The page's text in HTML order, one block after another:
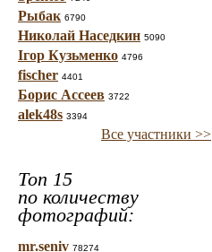
Рыбак 6790
Николай Наседкин 5090
Ігор Кузьменко 4796
fischer 4401
Борис Ассеев 3722
alek48s 3394
Все участники >>
Топ 15
по количеству
фотографий:
mr.seniv 78274